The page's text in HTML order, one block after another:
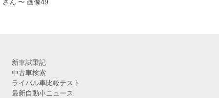
さん 〜 画像49
新車試乗記
中古車検索
ライバル車比較テスト
最新自動車ニュース